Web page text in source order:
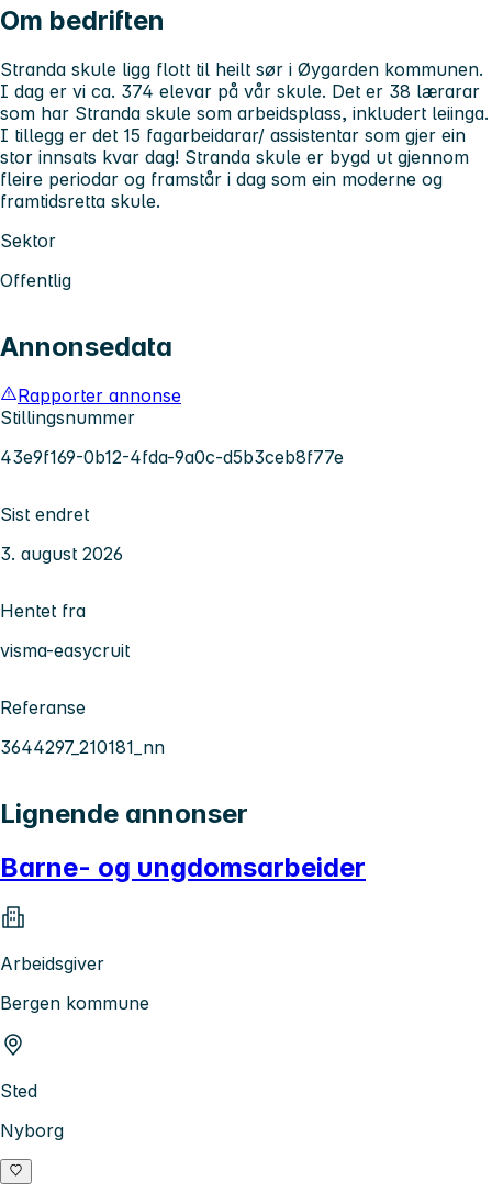
Om bedriften
Stranda skule ligg flott til heilt sør i Øygarden kommunen.
I dag er vi ca. 374 elevar på vår skule. Det er 38 lærarar
som har Stranda skule som arbeidsplass, inkludert leiinga.
I tillegg er det 15 fagarbeidarar/ assistentar som gjer ein
stor innsats kvar dag! Stranda skule er bygd ut gjennom
fleire periodar og framstår i dag som ein moderne og
framtidsretta skule.
Sektor
Offentlig
Annonsedata
Rapporter annonse
Stillingsnummer
43e9f169-0b12-4fda-9a0c-d5b3ceb8f77e
Sist endret
3. august 2026
Hentet fra
visma-easycruit
Referanse
3644297_210181_nn
Lignende annonser
Barne- og ungdomsarbeider
Arbeidsgiver
Bergen kommune
Sted
Nyborg